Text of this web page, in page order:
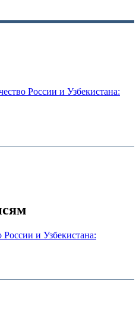
России и Узбекистана:
России и Узбекистана: